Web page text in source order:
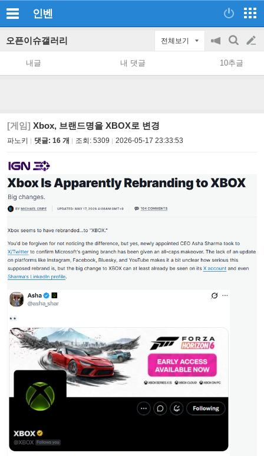
인벤
오픈이슈갤러리 전체보기
공
지
on/off
검
색
글
쓰
내글 내 댓글 10추글
[게임] Xbox, 브랜드명을 XBOX로 변경
파노키 댓글: 16 개 조회: 5309 2026-05-17 23:33:53